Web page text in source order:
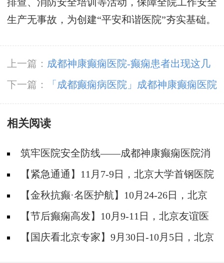
生产无事故，为创建“平安和谐医院”夯实基础。
上一篇： 成都神康癫痫医院-癫痫患者出现这几
种心理非常不利于治疗
下一篇：
「成都癫痫病医院」成都神康癫痫医院
开展5.12国际护士节户外团建庆典活动
相关阅读
筑牢医院安全防线——成都神康癫痫医院消
防安全培训纪实
【紧急通通】11月7-9日，北京大学首钢医院
神经内科胡颖教授亲临成都会诊，破解癫痫疑难
【金秋抗癫·名医护航】10月24-26日，北京
大学首钢医院神经内科主任高伟教授亲临成都会
诊，速约！
【节后癫痫高发】10月9-11日，北京友谊医
院陈葵博士免费会诊+治疗援助，破解癫痫难
【国庆看北京专家】9月30日-10月5日，北京